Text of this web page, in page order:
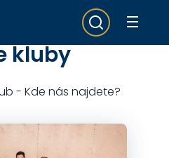
kluby
- Kde nás najdete?